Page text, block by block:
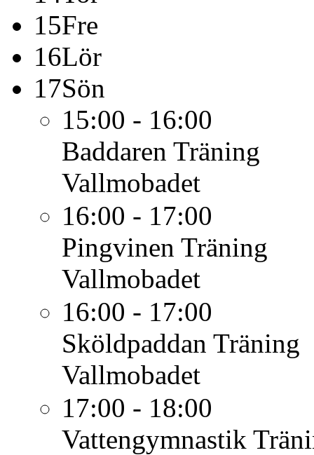
15Fre
16Lör
17Sön
15:00 - 16:00
Baddaren Träning
Vallmobadet
16:00 - 17:00
Pingvinen Träning
Vallmobadet
16:00 - 17:00
Sköldpaddan Träning
Vallmobadet
17:00 - 18:00
Vattengymnastik